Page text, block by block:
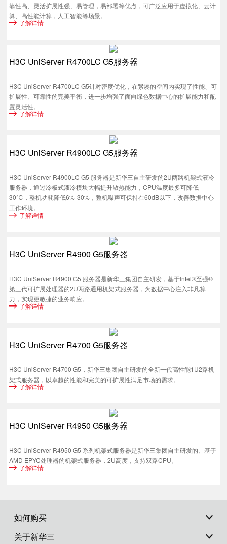
靠性高、灵活扩展性强、易管理，易部署等优点，可广泛应用于虚拟化、云计
算、高性能计算，人工智能等场景。
了解详情
H3C UniServer R4700LC G5服务器
H3C UniServer R4700LC G5针对密度优化，在紧凑的空间内实现了性能、可
扩展性、可靠性的完美平衡，进一步增强了面向绿色数据中心的扩展能力和配
置灵活性。
了解详情
H3C UniServer R4900LC G5服务器
H3C UniServer R4900LC G5 服务器是新华三自主研发的2U两路机架式液冷
服务器，通过冷板式液冷模块大幅提升散热能力，CPU温度最多可降低
30℃，整机功耗降低6%-30%，整机噪声可保持在60dB以下，改善数据中心
工作环境。
了解详情
H3C UniServer R4900 G5服务器
H3C UniServer R4900 G5 服务器是新华三集团自主研发，基于Intel®至强®
第三代可扩展处理器的2U两路通用机架式服务器，为数据中心注入非凡算
力，实现更敏捷的业务响应。
了解详情
H3C UniServer R4700 G5服务器
H3C UniServer R4700 G5，新华三集团自主研发的全新一代高性能1U2路机
架式服务器，以卓越的性能和完美的可扩展性满足市场的需求。
了解详情
H3C UniServer R4950 G5服务器
H3C UniServer R4950 G5 系列机架式服务器是新华三集团自主研发的、基于
AMD EPYC处理器的机架式服务器，2U高度，支持双路CPU。
了解详情
如何购买
关于新华三